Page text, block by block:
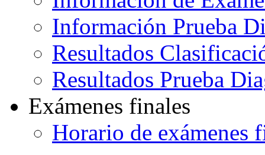
Información Prueba
Resultados
Resultados Prueba
Exámenes finales
Horario de exámenes